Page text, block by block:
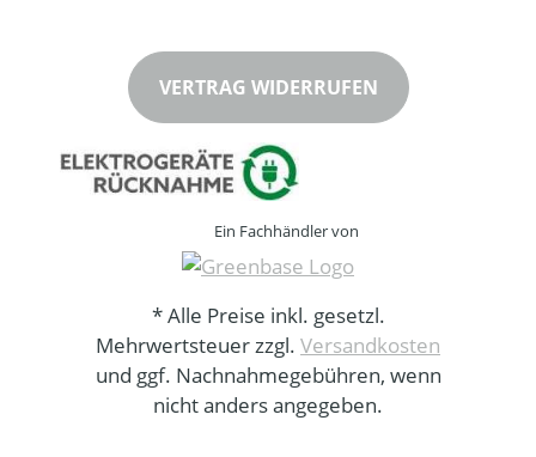
VERTRAG WIDERRUFEN
Ein Fachhändler von
* Alle Preise inkl. gesetzl.
Mehrwertsteuer zzgl. Versandkosten
und ggf. Nachnahmegebühren, wenn
nicht anders angegeben.